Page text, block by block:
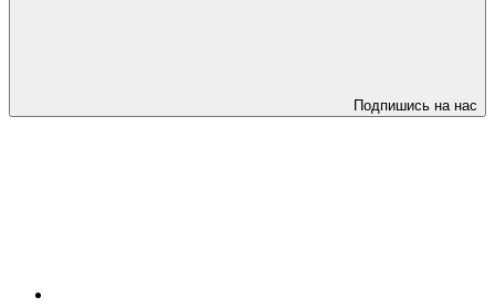
Подпишись на нас